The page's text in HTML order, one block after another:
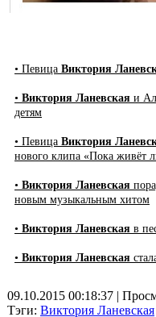
• Певица Виктория
• Виктория Ланевская и
детям
• Певица Виктория
нового клипа «Пока живёт
• Виктория Ланевская
новым музыкальным хитом
• Виктория Ланевская в
• Виктория Ланевская
09.10.2015 00:18:37 |
Тэги: Виктория Ланевская